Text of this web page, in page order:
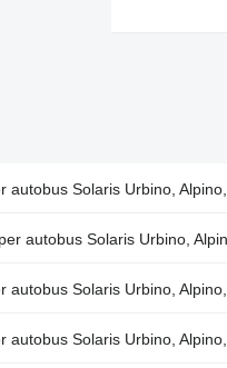
autobus Solaris Urbino,
autobus Solaris Urbino,
autobus Solaris Urbino,
autobus Solaris Urbino,